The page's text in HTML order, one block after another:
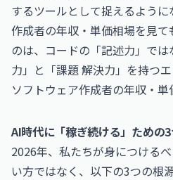
するツールとして捉えるよう
作成者の年収・単価相場を見
のは、コードの「記述力」で
力」と「課題 解決力」を持つエ
ソフトウェア作成者の年収・単
AI時代に「稼ぎ続ける」ための
2026年、私たちが身につける
い方ではなく、以下の3つの根